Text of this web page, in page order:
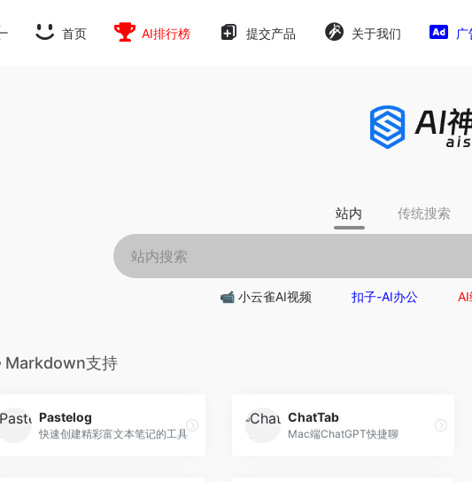
首页 AI排行榜 提交产品 关于我们
站内 传统搜索
📹 小云雀AI视频 扣子-AI办公 AI
Markdown支持
Pastelog
快速创建精彩富文本笔记的工具
ChatTab
Mac端ChatGPT快捷聊